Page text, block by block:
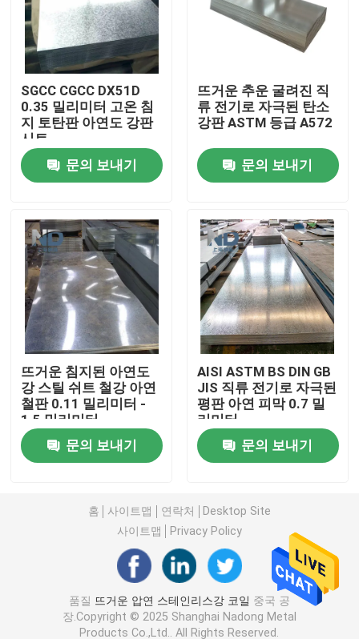
품질 관리
연락주세요
뉴스
뜨거운 압연 스테인리스강 코일
추운 압연 스테인리스강 코일
연마 스테인리스 스틸 코일
스테인레스 강 금속 판
용접된 스테인레스 강철 튜브
둥근 스테인리스강 막대
스테인레스강 스트립
탄소강 플레이트 시트
SGCC CGCC DX51D
0.35 밀리미터 고온 침
지 토탄판 아연도 강판
시트
문의 보내기
뜨거운 추운 굴려진 직
류 전기로 자극된 탄소
강판 ASTM 등급 A572
문의 보내기
뜨거운 침지된 아연도
강 스틸 쉬트 철강 아연
철판 0.11 밀리미터 -
1.5 밀리미터
문의 보내기
AISI ASTM BS DIN GB
JIS 직류 전기로 자극된
평판 아연 피막 0.7 밀
리미터
문의 보내기
홈 사이트맵 연락처
Desktop Site
사이트맵
Privacy Policy
품질 뜨거운 압연 스테인리스강 코일 중국 공
장.Copyright © 2025 Shanghai Nadong Metal
Products Co.,Ltd.. All Rights Reserved.